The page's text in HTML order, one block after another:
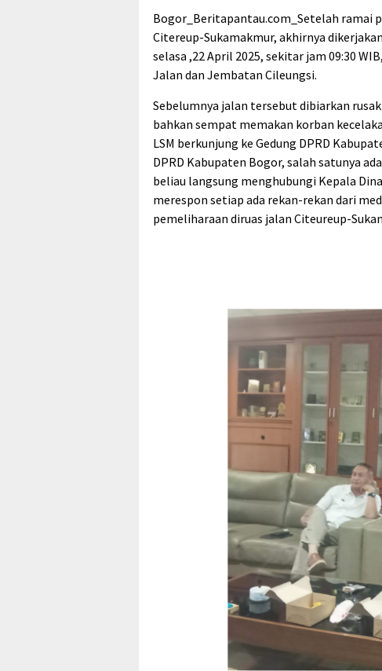
Bogor_Beritapantau.com_Setelah ramai
Citereup-Sukamakmur, akhirnya
selasa ,22 April 2025, sekitar jam 09:30
Jalan dan Jembatan Cileungsi.
Sebelumnya jalan tersebut dibiarkan
bahkan sempat memakan korban
LSM berkunjung ke Gedung DPRD
DPRD Kabupaten Bogor, salah satunya
beliau langsung menghubungi Kepala
merespon setiap ada rekan-rekan dari
pemeliharaan diruas jalan Citeureup-